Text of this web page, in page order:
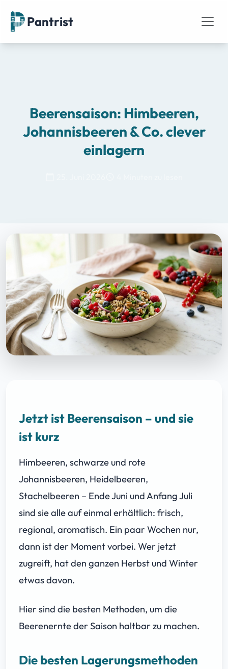
Pantrist
Beerensaison: Himbeeren,
Johannisbeeren & Co. clever
einlagern
Jetzt ist Beerensaison – und sie
ist kurz
Himbeeren, schwarze und rote
Johannisbeeren, Heidelbeeren,
Stachelbeeren – Ende Juni und Anfang Juli
sind sie alle auf einmal erhältlich: frisch,
regional, aromatisch. Ein paar Wochen nur,
dann ist der Moment vorbei. Wer jetzt
zugreift, hat den ganzen Herbst und Winter
etwas davon.
Hier sind die besten Methoden, um die
Beerenernte der Saison haltbar zu machen.
Die besten Lagerungsmethoden